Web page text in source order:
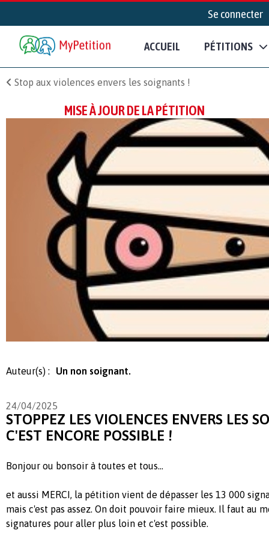
Se connecter
ACCUEIL PÉTITIONS
Stop aux violences envers les soignants !
MISE À JOUR DE LA PÉTITION
Auteur(s) : Un non soignant.
24/04/2025
STOPPEZ LES VIOLENCES ENVERS LES
C'EST ENCORE POSSIBLE !
Bonjour ou bonsoir à toutes et tous...
et aussi MERCI, la pétition vient de dépasser les 13 000
mais c'est pas assez. On doit pouvoir faire mieux. Il faut au
signatures pour aller plus loin et c'est possible.